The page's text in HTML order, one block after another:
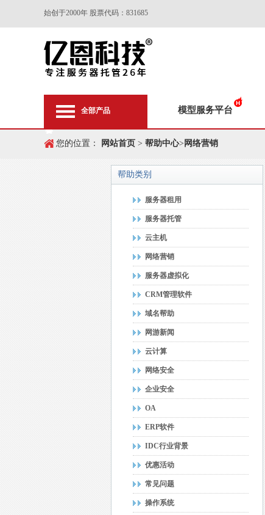
始创于2000年 股票代码：831685
全部产品 模型服务平台
您的位置： 网站首页 > 帮助中心> 网络营销
帮助类别
服务器租用
服务器托管
云主机
网络营销
服务器虚拟化
CRM管理软件
域名帮助
网游新闻
云计算
网络安全
企业安全
OA
ERP软件
IDC行业背景
优惠活动
常见问题
操作系统